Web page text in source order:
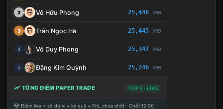
2 Võ Hữu Phong 25,446 VNĐ
3 Trần Ngọc Hà 25,445 VNĐ
4 Võ Duy Phong 25,347 VNĐ
5 Đặng Kim Quỳnh 25,246 VNĐ
TỔNG ĐIỂM PAPER TRADE TOP 5 · LIVE
Điểm live = số dư ví + ký quỹ + PnL chưa chốt · Chốt 12:00